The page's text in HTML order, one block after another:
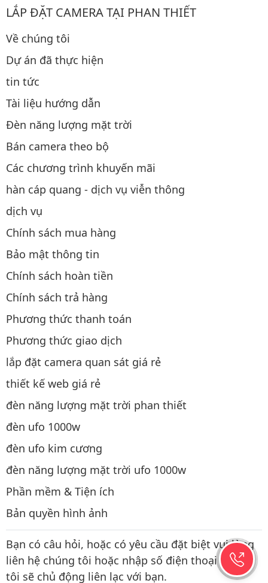
LẮP ĐẶT CAMERA TẠI PHAN THIẾT
Về chúng tôi
Dự án đã thực hiện
tin tức
Tài liệu hướng dẫn
Đèn năng lượng mặt trời
Bán camera theo bộ
Các chương trình khuyến mãi
hàn cáp quang - dịch vụ viễn thông
dịch vụ
Chính sách mua hàng
Bảo mật thông tin
Chính sách hoàn tiền
Chính sách trả hàng
Phương thức thanh toán
Phương thức giao dịch
lắp đặt camera quan sát giá rẻ
thiết kế web giá rẻ
đèn năng lượng mặt trời phan thiết
đèn ufo 1000w
đèn ufo kim cương
đèn năng lượng mặt trời ufo 1000w
Phần mềm & Tiện ích
Bản quyền hình ảnh
Bạn có câu hỏi, hoặc có yêu cầu đặt biệt vui lòng
liên hệ chúng tôi hoặc nhập số điện thoại chúng
tôi sẽ chủ động liên lạc với bạn.